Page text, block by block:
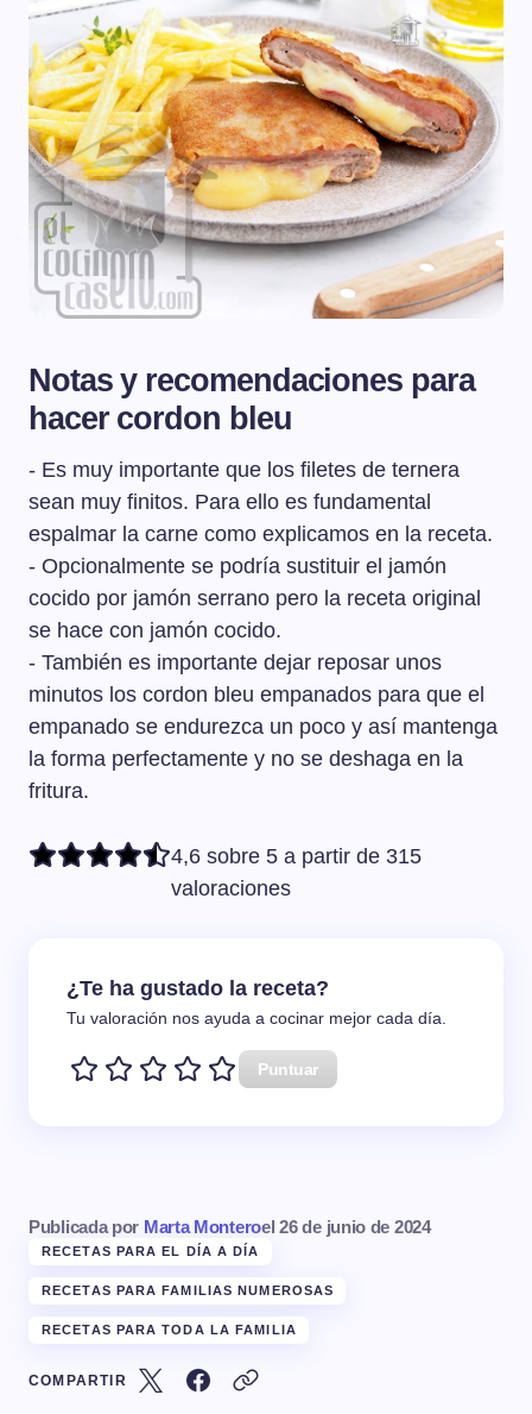
Notas y recomendaciones para
hacer cordon bleu
- Es muy importante que los filetes de ternera
sean muy finitos. Para ello es fundamental
espalmar la carne como explicamos en la receta.
- Opcionalmente se podría sustituir el jamón
cocido por jamón serrano pero la receta original
se hace con jamón cocido.
- También es importante dejar reposar unos
minutos los cordon bleu empanados para que el
empanado se endurezca un poco y así mantenga
la forma perfectamente y no se deshaga en la
fritura.
4,6 sobre 5 a partir de 315
valoraciones
¿Te ha gustado la receta?
Tu valoración nos ayuda a cocinar mejor cada día.
Puntuar
Publicada por Marta Monteroel 26 de junio de 2024
RECETAS PARA EL DÍA A DÍA
RECETAS PARA FAMILIAS NUMEROSAS
RECETAS PARA TODA LA FAMILIA
COMPARTIR